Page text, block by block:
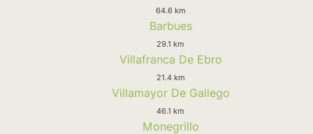
64.6 km
Barbues
29.1 km
Villafranca De Ebro
21.4 km
Villamayor De Gallego
46.1 km
Monegrillo